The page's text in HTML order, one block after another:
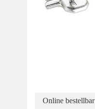
Online bestellbar